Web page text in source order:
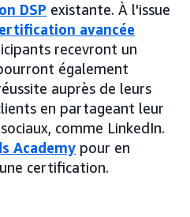
DSP existante. À l'issue
avancée
recevront un
également
auprès de leurs
en partageant leur
comme LinkedIn.
Academy pour en
certification.